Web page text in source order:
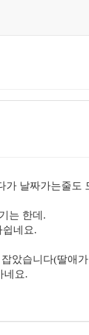
가 날짜가는줄도
는 한데.
네요.
았습니다(딸애
네요.